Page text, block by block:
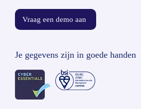
Vraag een demo aan
Je gegevens zijn in goede handen